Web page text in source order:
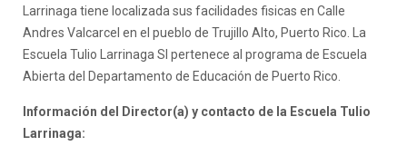
Larrinaga tiene localizada sus facilidades fisicas en Calle
Andres Valcarcel en el pueblo de Trujillo Alto, Puerto Rico. La
Escuela Tulio Larrinaga SI pertenece al programa de Escuela
Abierta del Departamento de Educación de Puerto Rico.
Información del Director(a) y contacto de la Escuela Tulio
Larrinaga: